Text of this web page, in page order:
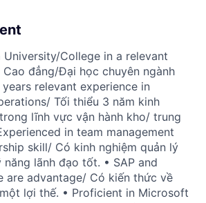
University/College in a relevant
đẳng/Đại học chuyên ngành
relevant experience in
Tối thiểu 3 năm kinh
lĩnh vực vận hành kho/ trung
in team management
skill/ Có kinh nghiệm quản lý
lãnh đạo tốt. • SAP and
are advantage/ Có kiến thức về
lợi thế. • Proficient in Microsoft